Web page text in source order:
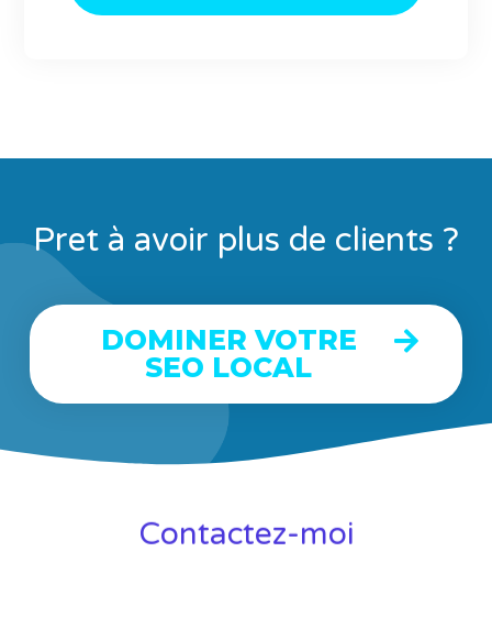
Pret à avoir plus de clients ?
DOMINER VOTRE
SEO LOCAL
Contactez-moi